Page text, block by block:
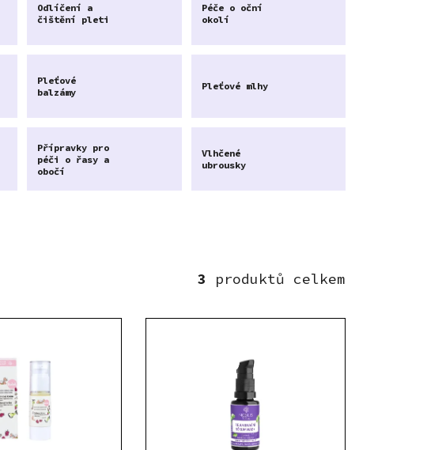
Odlíčení a
čištění pleti
Péče o oční
okolí
Pleťové
balzámy
Pleťové mlhy
Přípravky pro
péči o řasy a
obočí
Vlhčené
ubrousky
3